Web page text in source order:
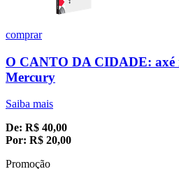
comprar
O CANTO DA CIDADE: axé
Mercury
Saiba mais
De: R$ 40,00
Por: R$ 20,00
Promoção